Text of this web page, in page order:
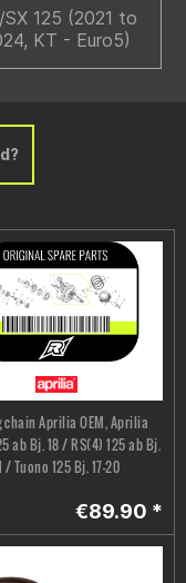
SX 125 (2021 to
KT - Euro5)
chain Aprilia OEM, Aprilia
ab Bj. 18 / RS(4) 125 ab Bj.
/ Tuono 125 Bj. 17-20
€89.90 *